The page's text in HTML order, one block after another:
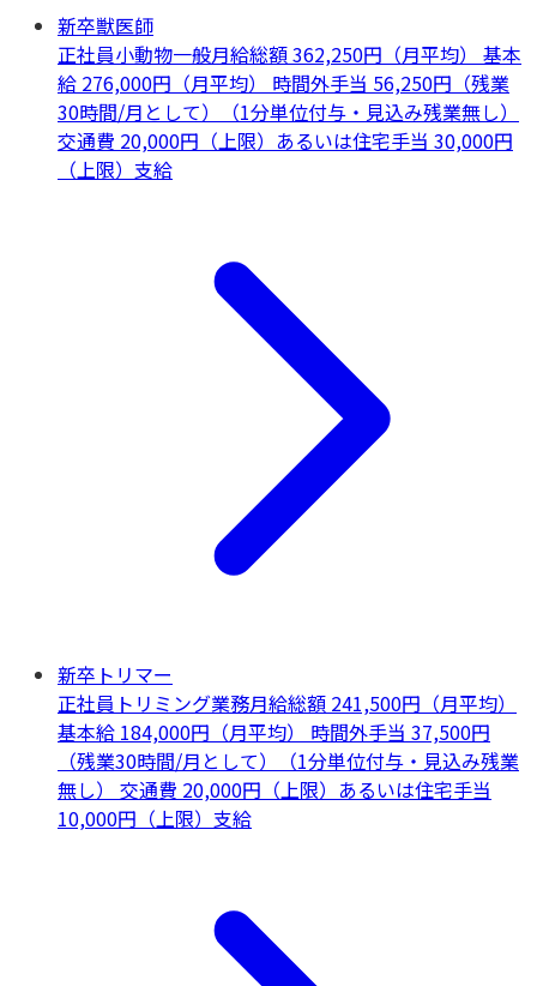
新卒獣医師
正社員小動物一般月給総額 362,250円（月平均） 基本
給 276,000円（月平均） 時間外手当 56,250円（残業
30時間/月として）（1分単位付与・見込み残業無し）
交通費 20,000円（上限）あるいは住宅手当 30,000円
（上限）支給
新卒トリマー
正社員 トリミング業務月給総額 241,500円（月平均）
基本給 184,000円（月平均） 時間外手当 37,500円
（残業30時間/月として）（1分単位付与・見込み残業
無し） 交通費 20,000円（上限）あるいは住宅手当
10,000円（上限）支給